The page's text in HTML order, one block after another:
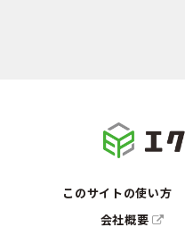
このサイトの使い方
会社概要